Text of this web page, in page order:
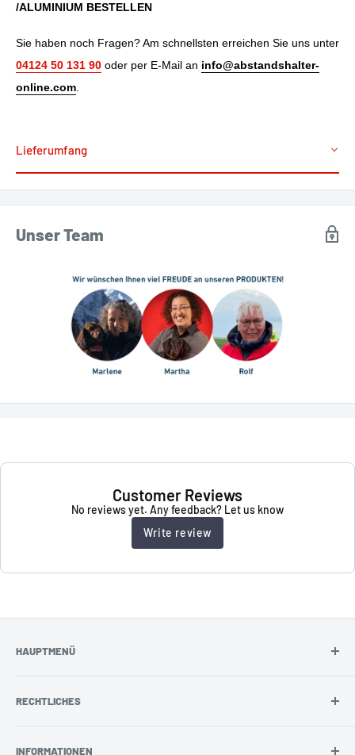
/ALUMINIUM BESTELLEN
Sie haben noch Fragen? Am schnellsten erreichen Sie uns unter
04124 50 131 90 oder per E-Mail an info@abstandshalter-
online.com
Lieferumfang
Unser Team
Customer Reviews
No reviews yet. Any feedback? Let us know
Write review
HAUPTMENÜ
Distanzhülsen
RECHTLICHES
INFORMATIONEN